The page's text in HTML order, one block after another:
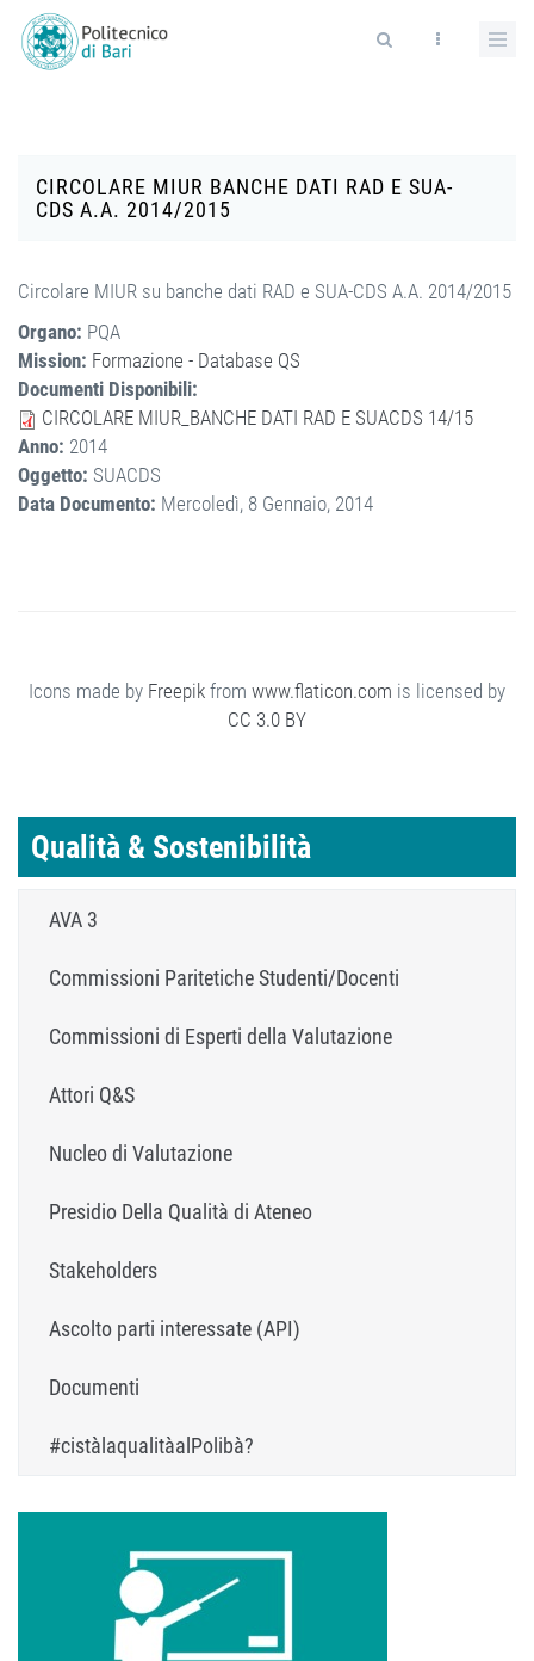
Salta al contenuto principale
CIRCOLARE MIUR BANCHE DATI RAD E SUA-
CDS A.A. 2014/2015
Circolare MIUR su banche dati RAD e SUA-CDS A.A. 2014/2015
Organo: PQA
Mission: Formazione - Database QS
Documenti Disponibili:
CIRCOLARE MIUR_BANCHE DATI RAD E SUACDS 14/15
Anno: 2014
Oggetto: SUACDS
Data Documento: Mercoledì, 8 Gennaio, 2014
Icons made by Freepik from www.flaticon.com is licensed by
CC 3.0 BY
Qualità & Sostenibilità
AVA 3
Commissioni Paritetiche Studenti/Docenti
Commissioni di Esperti della Valutazione
Attori Q&S
Nucleo di Valutazione
Presidio Della Qualità di Ateneo
Stakeholders
Ascolto parti interessate (API)
Documenti
#cistàlaqualitàalPolibà?